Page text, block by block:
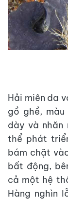
Hải miên da
gồ ghề,
dày và nhăn
thể phát
bám chặt
bất động,
cả một hệ
Hàng nghìn